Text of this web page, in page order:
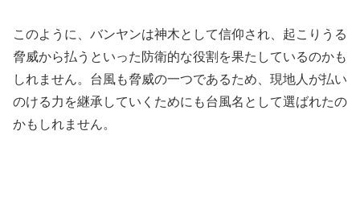
このように、バンヤンは神木として信仰され、起こりうる
脅威から払うといった防衛的な役割を果たしているのかも
しれません。台風も脅威の一つであるため、現地人が払い
のける力を継承していくためにも台風名として選ばれたの
かもしれません。